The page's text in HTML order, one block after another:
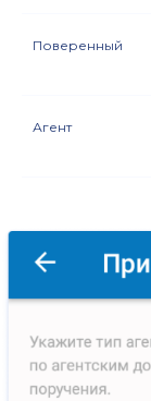
Поверенный
Агент